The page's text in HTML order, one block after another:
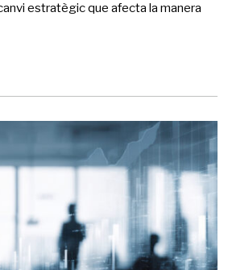
estratègic que afecta la manera